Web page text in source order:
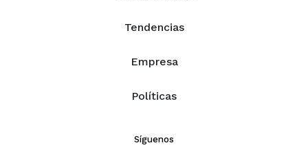
Tendencias
Empresa
Políticas
Síguenos